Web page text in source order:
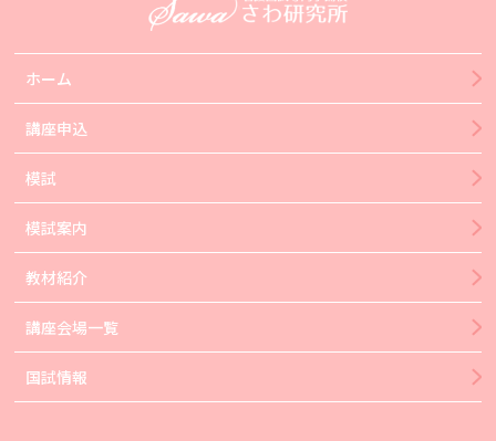
ホーム
講座申込
模試
模試案内
教材紹介
講座会場一覧
国試情報